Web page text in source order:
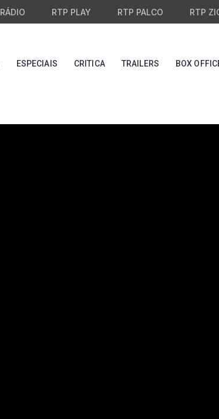
RÁDIO RTP PLAY RTP PALCO RTP
ESPECIAIS CRITICA TRAILERS BOX